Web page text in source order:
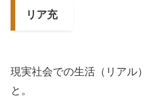
リア充
現実社会での生活（リアル
と。